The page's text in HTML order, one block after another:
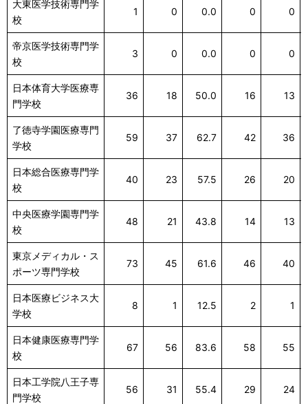
大東医学技術専門学
校
1 0 0.0 0 0
帝京医学技術専門学
校
3 0 0.0 0 0
日本体育大学医療専
門学校
36 18 50.0 16 13
了徳寺学園医療専門
学校
59 37 62.7 42 36
日本総合医療専門学
校
40 23 57.5 26 20
中央医療学園専門学
校
48 21 43.8 14 13
東京メディカル・ス
ポーツ専門学校
73 45 61.6 46 40
日本医療ビジネス大
学校
8 1 12.5 2 1
日本健康医療専門学
校
67 56 83.6 58 55
日本工学院八王子専
門学校
56 31 55.4 29 24